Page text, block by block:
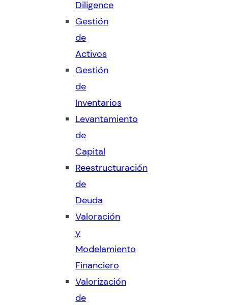
Diligence
Gestión
de
Activos
Gestión
de
Inventarios
Levantamiento
de
Capital
Reestructuración
de
Deuda
Valoración
y
Modelamiento
Financiero
Valorización
de